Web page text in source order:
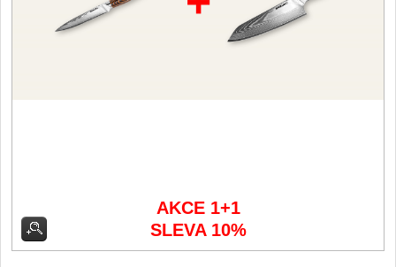
Plátkovací nože
Kuchyňské příslušenství
AKCE 1+1
SLEVA 10%